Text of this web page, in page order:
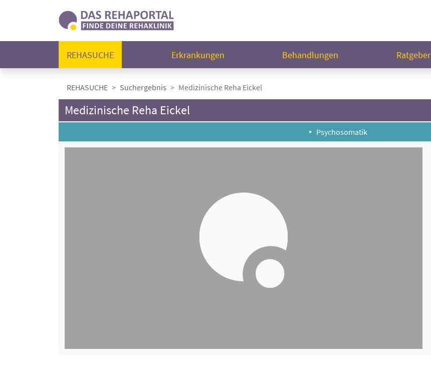
REHASUCHE Erkrankungen Behandlungen Ratgeber
REHASUCHE Suchergebnis Medizinische Reha Eickel
Medizinische Reha Eickel
Psychosomatik